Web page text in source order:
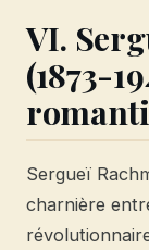
VI.
(1873-
Sergueï
charnière